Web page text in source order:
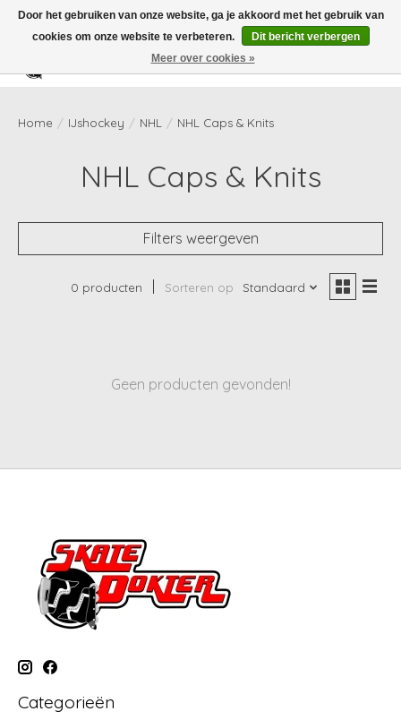
Verlanglijst
Home / IJshockey / NHL / NHL Caps & Knits
NHL Caps & Knits
Filters weergeven
0 producten Sorteren op Standaard
Geen producten gevonden!
Categorieën
Door het gebruiken van onze website, ga je akkoord met het gebruik van
cookies om onze website te verbeteren.
Dit bericht verbergen
Meer over cookies »